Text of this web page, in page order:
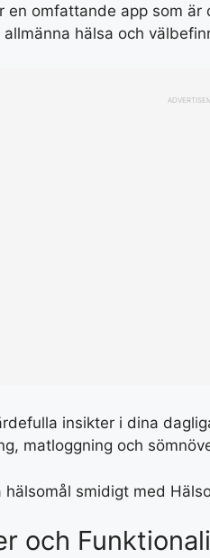
en omfattande app som
hälsa och
insikter i dina
matloggning och
hälsomål smidigt med
och